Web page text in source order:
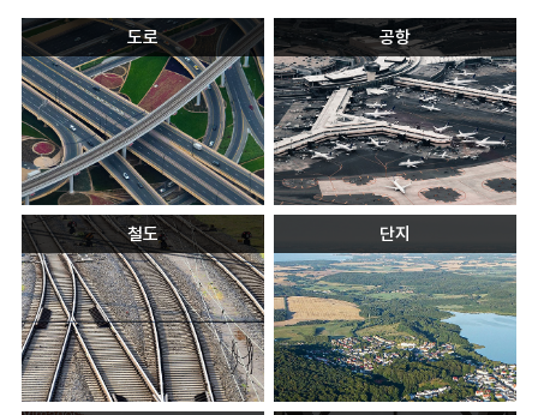
도로 공항
철도 단지